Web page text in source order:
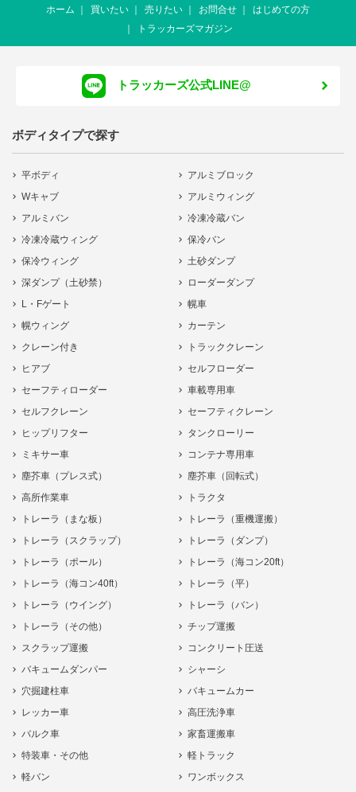
ホーム 買いたい 売りたい お問合せ
はじめての方
トラッカーズマガジン
トラッカーズ公式LINE@
ボディタイプで探す
平ボディ
アルミブロック
Wキャブ
アルミウィング
アルミバン
冷凍冷蔵バン
冷凍冷蔵ウィング
保冷バン
保冷ウィング
土砂ダンプ
深ダンプ（土砂禁）
ローダーダンプ
L・Fゲート
幌車
幌ウィング
カーテン
クレーン付き
トラッククレーン
ヒアブ
セルフローダー
セーフティローダー
車載専用車
セルフクレーン
セーフティクレーン
ヒップリフター
タンクローリー
ミキサー車
コンテナ専用車
塵芥車（プレス式）
塵芥車（回転式）
高所作業車
トラクタ
トレーラ（まな板）
トレーラ（重機運搬）
トレーラ（スクラップ）
トレーラ（ダンプ）
トレーラ（ポール）
トレーラ（海コン20ft）
トレーラ（海コン40ft）
トレーラ（平）
トレーラ（ウイング）
トレーラ（バン）
トレーラ（その他）
チップ運搬
スクラップ運搬
コンクリート圧送
バキュームダンパー
シャーシ
穴掘建柱車
バキュームカー
レッカー車
高圧洗浄車
バルク車
家畜運搬車
特装車・その他
軽トラック
軽バン
ワンボックス